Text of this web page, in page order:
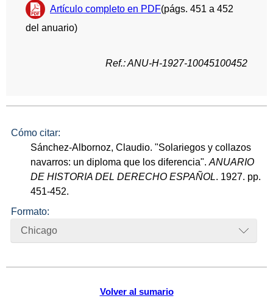
Volver al sumario
Artículo completo en PDF(págs. 451 a 452
del anuario)
Ref.: ANU-H-1927-10045100452
Cómo citar:
Sánchez-Albornoz, Claudio. "Solariegos y collazos
navarros: un diploma que los diferencia".ANUARIO
DE HISTORIA DEL DERECHO ESPAÑOL. 1927. pp.
451-452.
Formato:
Chicago